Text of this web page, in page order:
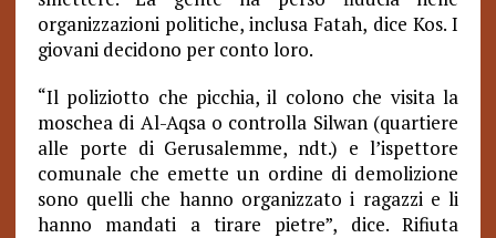
organizzazioni politiche, inclusa Fatah, dice Kos. I
giovani decidono per conto loro.
“Il poliziotto che picchia, il colono che visita la
moschea di Al-Aqsa o controlla Silwan (quartiere
alle porte di Gerusalemme, ndt.) e l’ispettore
comunale che emette un ordine di demolizione
sono quelli che hanno organizzato i ragazzi e li
hanno mandati a tirare pietre”, dice. Rifiuta